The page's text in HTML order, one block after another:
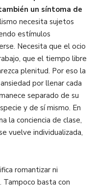
un síntoma de
necesita sujetos
estímulos
Necesita que el ocio
que el tiempo libre
plenitud. Por eso la
por llenar cada
separado de su
y de sí mismo. En
la conciencia de clase,
vuelve individualizada,
romantizar ni
Tampoco basta con